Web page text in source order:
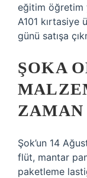
eğitim öğretim
A101 kırtasiye
günü satışa
ŞOKA
ZAMAN
Şok’un 14
flüt, mantar
paketleme